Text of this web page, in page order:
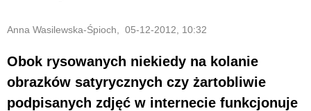
Anna Wasilewska-Śpioch, 05-12-2012, 10:32
Obok rysowanych niekiedy na kolanie
obrazków satyrycznych czy żartobliwie
podpisanych zdjęć w internecie funkcjonuje